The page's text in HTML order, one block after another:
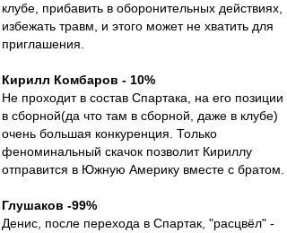
клубе, прибавить в оборонительных действиях,
избежать травм, и этого может не хватить для
приглашения.
Кирилл Комбаров - 10%
Не проходит в состав Спартака, на его позиции
в сборной(да что там в сборной, даже в клубе)
очень большая конкуренция. Только
феноминальный скачок позволит Кириллу
отправится в Южную Америку вместе с братом.
Глушаков -99%
Денис, после перехода в Спартак, "расцвёл" -